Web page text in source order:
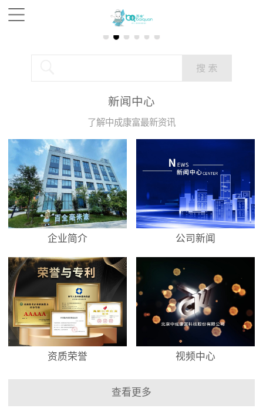
新闻中心
了解中成康富最新资讯
企业简介 公司新闻
资质荣誉 视频中心
查看更多